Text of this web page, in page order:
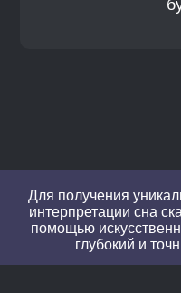
Для получения
интерпретации сна
помощью
глубокий и